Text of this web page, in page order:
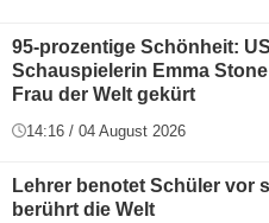
95-prozentige Schönheit:
Schauspielerin Emma
Frau der Welt gekürt
14:16 / 04 August 2026
Lehrer benotet Schüler vor
berührt die Welt